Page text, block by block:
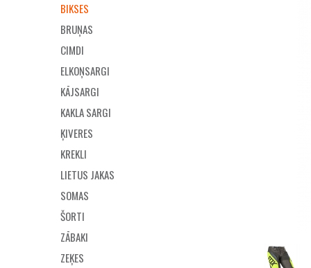
BIKSES
BRUŅAS
CIMDI
ELKOŅSARGI
KĀJSARGI
KAKLA SARGI
ĶIVERES
KREKLI
LIETUS JAKAS
SOMAS
ŠORTI
ZĀBAKI
ZEĶES